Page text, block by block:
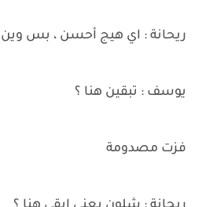
ريحانة : اي هيج أحسن ، بس وين
يوسف : تبقين هنا ؟
فزت مصدومة